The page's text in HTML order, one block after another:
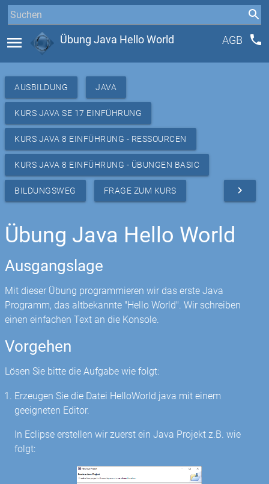
menu Übung Java Hello World AGB phone
AUSBILDUNG JAVA
KURS JAVA SE 17 EINFÜHRUNG
KURS JAVA 8 EINFÜHRUNG - RESSOURCEN
KURS JAVA 8 EINFÜHRUNG - ÜBUNGEN BASIC
BILDUNGSWEG FRAGE ZUM KURS navigate_next
Übung Java Hello World
Ausgangslage
Mit dieser Übung programmieren wir das erste Java
Programm, das altbekannte "Hello World". Wir schreiben
einen einfachen Text an die Konsole.
Vorgehen
Lösen Sie bitte die Aufgabe wie folgt:
Erzeugen Sie die Datei HelloWorld.java mit einem
geeigneten Editor.
In Eclipse erstellen wir zuerst ein Java Projekt z.B. wie
folgt: